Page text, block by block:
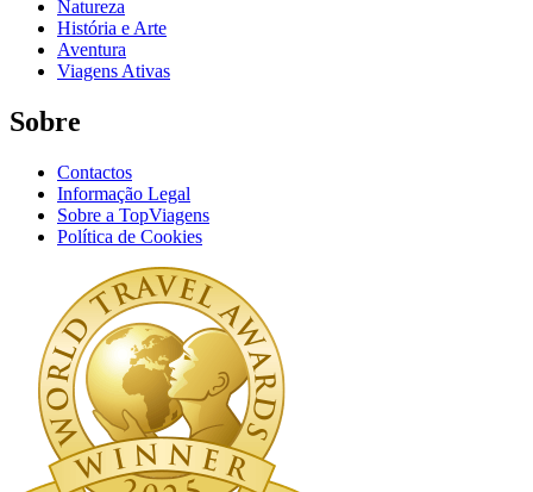
Natureza
História e Arte
Aventura
Viagens Ativas
Sobre
Contactos
Informação Legal
Sobre a TopViagens
Política de Cookies